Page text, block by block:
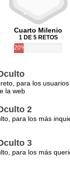
Cuarto Milenio
1 DE 5 RETOS
20%
para los
la web
2
para los más
3
para los más